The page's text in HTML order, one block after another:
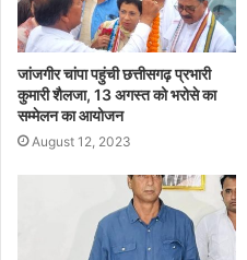
जांजगीर चांपा पहुंची छत्तीसगढ़ प्रभारी
कुमारी शैलजा, 13 अगस्त को भरोसे का
सम्मेलन का आयोजन
August 12, 2023